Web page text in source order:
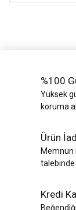
%100
Yüksek
koruma
Ürün
Memnun
talebinde
Kredi